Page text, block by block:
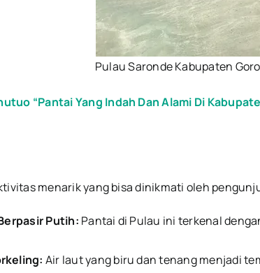
Pulau Saronde Kabupaten
“Pantai Yang Indah Dan Alami Di
menarik yang bisa dinikmati oleh
Putih: Pantai di Pulau ini terkenal
Air laut yang biru dan tenang menjadi